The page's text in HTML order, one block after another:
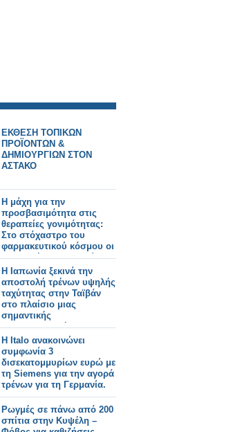
ΕΚΘΕΣΗ ΤΟΠΙΚΩΝ
ΠΡΟΪΟΝΤΩΝ &
ΔΗΜΙΟΥΡΓΙΩΝ ΣΤΟΝ
ΑΣΤΑΚΟ
Η μάχη για την
προσβασιμότητα στις
θεραπείες γονιμότητας:
Στο στόχαστρο του
φαρμακευτικού κόσμου οι
πρακτικές της εταιρείας
Merck
Η Ιαπωνία ξεκινά την
αποστολή τρένων υψηλής
ταχύτητας στην Ταϊβάν
στο πλαίσιο μιας
σημαντικής
σιδηροδρομικής
παραγγελίας.
Η Italo ανακοινώνει
συμφωνία 3
δισεκατομμυρίων ευρώ με
τη Siemens για την αγορά
τρένων για τη Γερμανία.
Ρωγμές σε πάνω από 200
σπίτια στην Κυψέλη –